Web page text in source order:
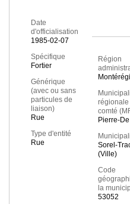
Date
d'officialisation
1985-02-07
Spécifique
Fortier
Générique
(avec ou sans
particules de
liaison)
Rue
Type d'entité
Rue
Région
régionale
comté
Pierre-
Sorel-
(Ville)
Code
la
53052